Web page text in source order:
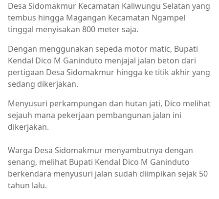
Desa Sidomakmur Kecamatan Kaliwungu Selatan yang
tembus hingga Magangan Kecamatan Ngampel
tinggal menyisakan 800 meter saja.
Dengan menggunakan sepeda motor matic, Bupati
Kendal Dico M Ganinduto menjajal jalan beton dari
pertigaan Desa Sidomakmur hingga ke titik akhir yang
sedang dikerjakan.
Menyusuri perkampungan dan hutan jati, Dico melihat
sejauh mana pekerjaan pembangunan jalan ini
dikerjakan.
Warga Desa Sidomakmur menyambutnya dengan
senang, melihat Bupati Kendal Dico M Ganinduto
berkendara menyusuri jalan sudah diimpikan sejak 50
tahun lalu.